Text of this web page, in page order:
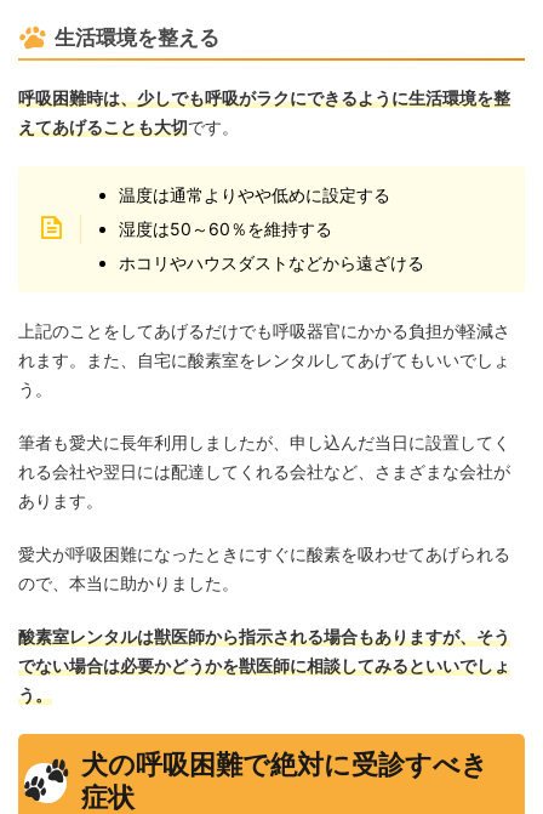
生活環境を整える
呼吸困難時は、少しでも呼吸がラクにできるように生活環境を整
えてあげることも大切です。
温度は通常よりやや低めに設定する
湿度は50～60％を維持する
ホコリやハウスダストなどから遠ざける
上記のことをしてあげるだけでも呼吸器官にかかる負担が軽減さ
れます。また、自宅に酸素室をレンタルしてあげてもいいでしょ
う。
筆者も愛犬に長年利用しましたが、申し込んだ当日に設置してく
れる会社や翌日には配達してくれる会社など、さまざまな会社が
あります。
愛犬が呼吸困難になったときにすぐに酸素を吸わせてあげられる
ので、本当に助かりました。
酸素室レンタルは獣医師から指示される場合もありますが、そう
でない場合は必要かどうかを獣医師に相談してみるといいでしょ
う。
犬の呼吸困難で絶対に受診すべき
症状